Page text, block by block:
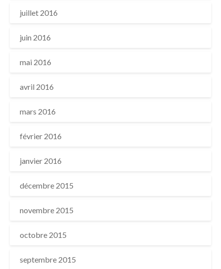
juillet 2016
juin 2016
mai 2016
avril 2016
mars 2016
février 2016
janvier 2016
décembre 2015
novembre 2015
octobre 2015
septembre 2015